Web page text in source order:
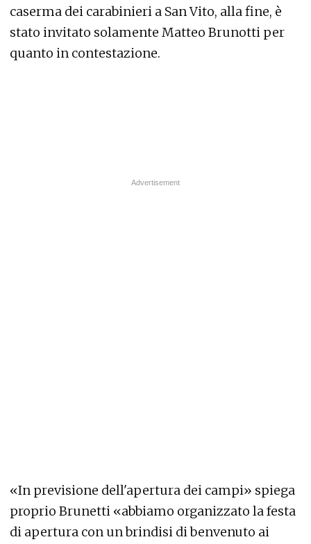
caserma dei carabinieri a San Vito, alla fine, è
stato invitato solamente Matteo Brunotti per
quanto in contestazione.
«In previsione dell'apertura dei campi» spiega
proprio Brunetti «abbiamo organizzato la festa
di apertura con un brindisi di benvenuto ai